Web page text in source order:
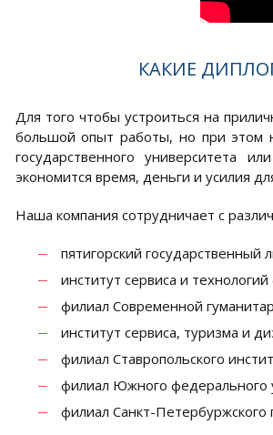
КАКИЕ
Для того чтобы устроиться на
большой опыт работы, но при этом
государственного университета
экономится время, деньги и усилия
Наша компания сотрудничает с
пятигорский государственный
институт сервиса и
филиал Современной
институт сервиса, туризма и
филиал Ставропольского
филиал Южного федерального
филиал Санкт-Петербуржского